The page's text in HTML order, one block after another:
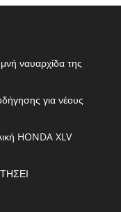
ναυαρχίδα της
για νέους
HONDA XLV